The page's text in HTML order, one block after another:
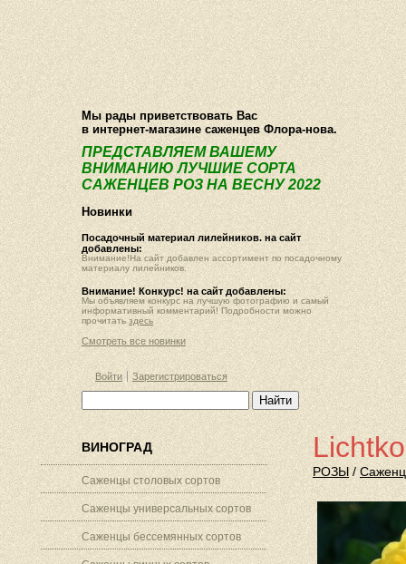
О компании Как купить Фотогалерея Статьи Опт
Мы рады приветствовать Вас
в интернет-магазине саженцев Флора-нова.
ПРЕДСТАВЛЯЕМ ВАШЕМУ
ВНИМАНИЮ ЛУЧШИЕ СОРТА
САЖЕНЦЕВ РОЗ НА ВЕСНУ 2022
Новинки
Посадочный материал лилейников. на сайт
добавлены:
Внимание!На сайт добавлен ассортимент по посадочному
материалу лилейников.
Внимание! Конкурс! на сайт добавлены:
Мы объявляем конкурс на лучшую фотографию и самый
информативный комментарий! Подробности можно
прочитать здесь
Смотреть все новинки
Войти Зарегистрироваться
ВИНОГРАД
Саженцы столовых сортов
Саженцы универсальных сортов
Саженцы бессемянных сортов
РОЗЫ/